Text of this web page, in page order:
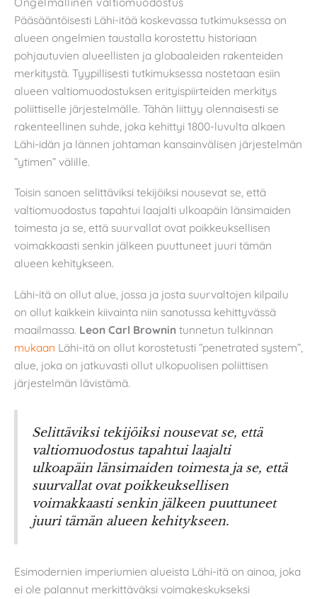
Pääsääntöisesti Lähi-itää koskevassa tutkimuksessa on
alueen ongelmien taustalla korostettu historiaan
pohjautuvien alueellisten ja globaaleiden rakenteiden
merkitystä. Tyypillisesti tutkimuksessa nostetaan esiin
alueen valtiomuodostuksen erityispiirteiden merkitys
poliittiselle järjestelmälle. Tähän liittyy olennaisesti se
rakenteellinen suhde, joka kehittyi 1800-luvulta alkaen
Lähi-idän ja lännen johtaman kansainvälisen järjestelmän
”ytimen” välille.
Toisin sanoen selittäviksi tekijöiksi nousevat se, että
valtiomuodostus tapahtui laajalti ulkoapäin länsimaiden
toimesta ja se, että suurvallat ovat poikkeuksellisen
voimakkaasti senkin jälkeen puuttuneet juuri tämän
alueen kehitykseen.
Lähi-itä on ollut alue, jossa ja josta suurvaltojen kilpailu
on ollut kaikkein kiivainta niin sanotussa kehittyvässä
maailmassa. Leon Carl Brownin tunnetun tulkinnan
mukaan Lähi-itä on ollut korostetusti ”penetrated system”,
alue, joka on jatkuvasti ollut ulkopuolisen poliittisen
järjestelmän lävistämä.
Selittäviksi tekijöiksi nousevat se, että
valtiomuodostus tapahtui laajalti
ulkoapäin länsimaiden toimesta ja se, että
suurvallat ovat poikkeuksellisen
voimakkaasti senkin jälkeen puuttuneet
juuri tämän alueen kehitykseen.
Esimodernien imperiumien alueista Lähi-itä on ainoa, joka
ei ole palannut merkittäväksi voimakeskukseksi